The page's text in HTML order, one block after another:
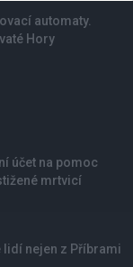
automaty.
Hory
účet na pomoc
mrtvicí
nejen z Příbrami